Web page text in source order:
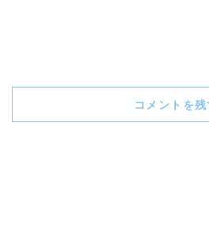
コメントを残